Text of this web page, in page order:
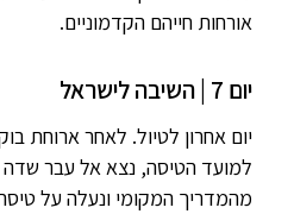
אורחות חייהם הקדמוניים.
יום 7 | השיבה לישראל
יום אחרון לטיול. לאחר ארוחת
למועד הטיסה, נצא אל עבר שדה
מהמדריך המקומי ונעלה על